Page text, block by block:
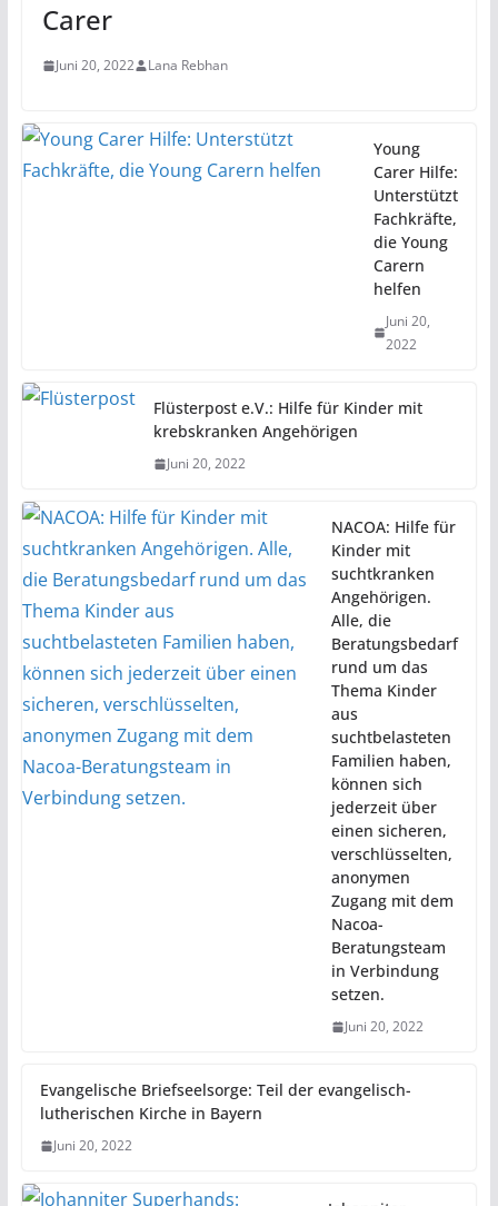
Carer
Juni 20, 2022 Lana Rebhan
Young
Carer Hilfe:
Unterstützt
Fachkräfte,
die Young
Carern
helfen
Juni 20,
2022
Flüsterpost e.V.: Hilfe für Kinder mit
krebskranken Angehörigen
Juni 20, 2022
NACOA: Hilfe für
Kinder mit
suchtkranken
Angehörigen.
Alle, die
Beratungsbedarf
rund um das
Thema Kinder
aus
suchtbelasteten
Familien haben,
können sich
jederzeit über
einen sicheren,
verschlüsselten,
anonymen
Zugang mit dem
Nacoa-
Beratungsteam
in Verbindung
setzen.
Juni 20, 2022
Evangelische Briefseelsorge: Teil der evangelisch-
lutherischen Kirche in Bayern
Juni 20, 2022